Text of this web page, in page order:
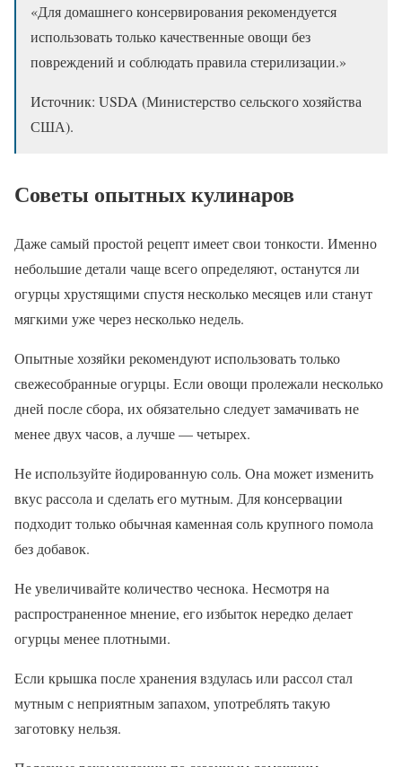
«Для домашнего консервирования рекомендуется
использовать только качественные овощи без
повреждений и соблюдать правила стерилизации.»
Источник: USDA (Министерство сельского хозяйства
США).
Советы опытных кулинаров
Даже самый простой рецепт имеет свои тонкости. Именно
небольшие детали чаще всего определяют, останутся ли
огурцы хрустящими спустя несколько месяцев или станут
мягкими уже через несколько недель.
Опытные хозяйки рекомендуют использовать только
свежесобранные огурцы. Если овощи пролежали несколько
дней после сбора, их обязательно следует замачивать не
менее двух часов, а лучше — четырех.
Не используйте йодированную соль. Она может изменить
вкус рассола и сделать его мутным. Для консервации
подходит только обычная каменная соль крупного помола
без добавок.
Не увеличивайте количество чеснока. Несмотря на
распространенное мнение, его избыток нередко делает
огурцы менее плотными.
Если крышка после хранения вздулась или рассол стал
мутным с неприятным запахом, употреблять такую
заготовку нельзя.